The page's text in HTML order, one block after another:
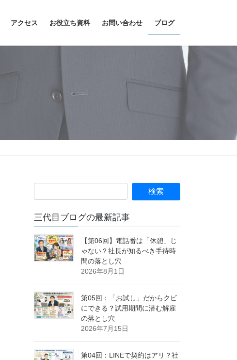
アクセス お役立ち資料 お問い合わせ ブログ
三代目ブログの最新記事
【第06回】電話番は「休憩」じ
ゃない？社長が知るべき手待時
間の落とし穴
2026年8月1日
第05回：「お試し」だからクビ
にできる？試用期間に潜む解雇
の落とし穴
2026年7月15日
第04回：LINEで契約はアリ？社